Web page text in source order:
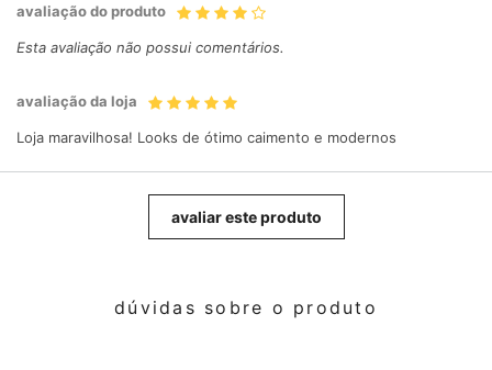
avaliação do produto
Esta avaliação não possui comentários.
avaliação da loja
Loja maravilhosa! Looks de ótimo caimento e modernos
avaliar este produto
dúvidas sobre o produto